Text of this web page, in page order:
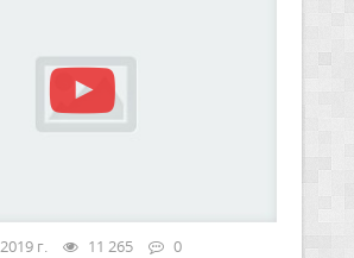
г. 11 265 0